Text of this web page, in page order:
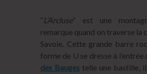
“L’Arcluse” est une
remarque quand on traverse la
Savoie. Cette grande barre
forme de U se dresse à l’entrée
des Baugestelle une bastille, il